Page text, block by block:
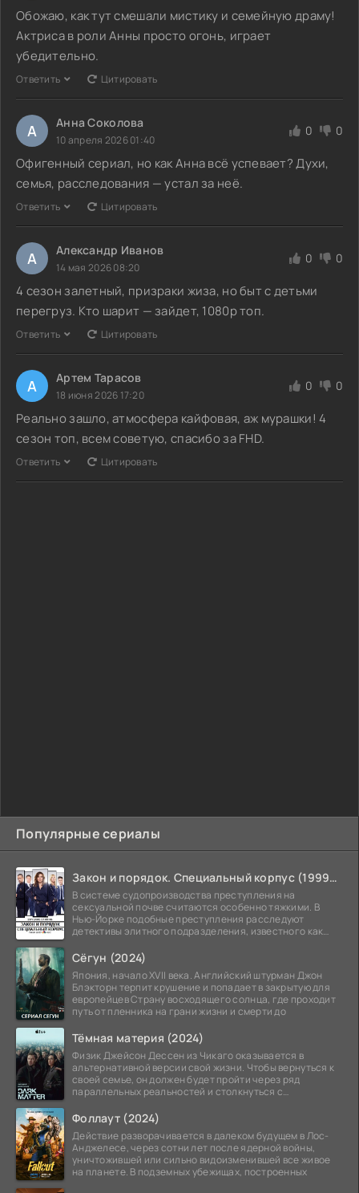
Популярные сериалы
Закон и порядок. Специальный корпус (1999-2026)
В системе судопроизводства преступления на
сексуальной почве считаются особенно тяжкими. В
Нью-Йорке подобные преступления расследуют
детективы элитного подразделения, известного как
Сёгун (2024)
Япония, начало XVII века. Английский штурман Джон
Блэкторн терпит крушение и попадает в закрытую для
европейцев Страну восходящего солнца, где проходит
путь от пленника на грани жизни и смерти до
Тёмная материя (2024)
Физик Джейсон Дессен из Чикаго оказывается в
альтернативной версии свой жизни. Чтобы вернуться к
своей семье, он должен будет пройти через ряд
параллельных реальностей и столкнуться с
Фоллаут (2024)
Действие разворачивается в далеком будущем в Лос-
Анджелесе, через сотни лет после ядерной войны,
уничтожившей или сильно видоизменившей все живое
на планете. В подземных убежищах, построенных
Обожаю, как тут смешали мистику и семейную драму!
Актриса в роли Анны просто огонь, играет
убедительно.
Ответить Цитировать
А Анна Соколова
10 апреля 2026 01:40
0 0
Офигенный сериал, но как Анна всё успевает? Духи,
семья, расследования — устал за неё.
Ответить Цитировать
А Александр Иванов
14 мая 2026 08:20
0 0
4 сезон залетный, призраки жиза, но быт с детьми
перегруз. Кто шарит — зайдет, 1080p топ.
Ответить Цитировать
А Артем Тарасов
18 июня 2026 17:20
0 0
Реально зашло, атмосфера кайфовая, аж мурашки! 4
сезон топ, всем советую, спасибо за FHD.
Ответить Цитировать